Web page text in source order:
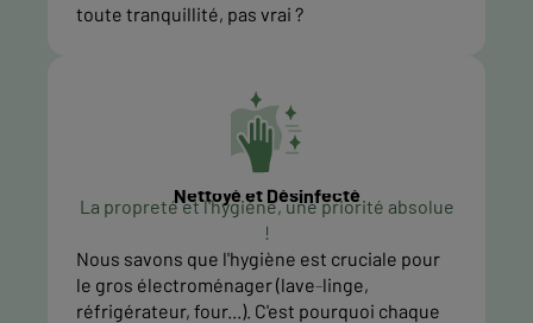
toute tranquillité, pas vrai ?
Nettoyé et Désinfecté
La propreté et l'hygiène, une priorité absolue
!
Nous savons que l'hygiène est cruciale pour
le gros électroménager (lave-linge,
réfrigérateur, four...). C'est pourquoi chaque